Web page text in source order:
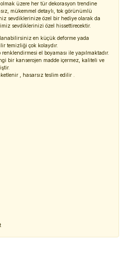
üzere her tür dekorasyon trendine
mükemmel detaylı, tok görünümlü
sevdiklerinize özel bir hediye olarak da
sevdiklerinizi özel hissettirecektir.
en küçük deforme yada
temizliği çok kolaydır.
el boyaması ile yapılmaktadır.
bir kanserojen madde içermez, kaliteli ve
, hasarsız teslim edilir .